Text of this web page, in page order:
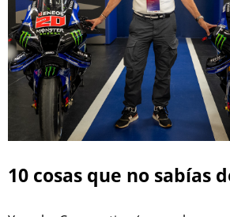
10 cosas que no sabías